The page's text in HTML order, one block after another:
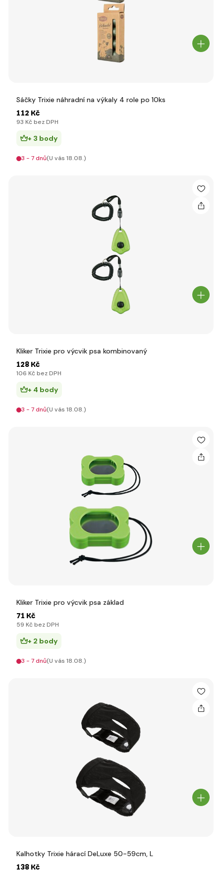
Sáčky Trixie náhradní na výkaly 4 role po 10ks
112 Kč
93 Kč bez DPH
+ 3 body
3 - 7 dnů(U vás 18.08.)
Kliker Trixie pro výcvik psa kombinovaný
128 Kč
106 Kč bez DPH
+ 4 body
3 - 7 dnů(U vás 18.08.)
Kliker Trixie pro výcvik psa základ
71 Kč
59 Kč bez DPH
+ 2 body
3 - 7 dnů(U vás 18.08.)
Kalhotky Trixie hárací DeLuxe 50-59cm, L
138 Kč